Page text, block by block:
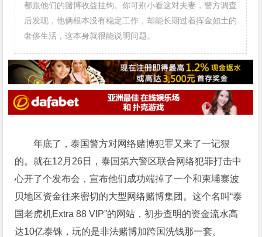
都跟他们的赌博收益挂钩。你可别小看这对夫妻，警方调查
后发现，他俩根本没有稳定工作，却能长期过着挥金如土的
奢侈生活，这本身就很能说明问题。
年底了，泰国警方对网络赌博犯罪又来了一记狠
的。就在12月26日，泰国第六警区联合网络犯罪打击中
心开了个发布会，宣布他们成功端掉了一个和柬埔寨波
贝地区资金往来密切的大型网络赌博集团。这个名叫“泰
国老虎机Extra 88 VIP”的网站，初步查明的资金流水高
达10亿泰铢，玩的是非法赌博加跨国洗钱那一套。